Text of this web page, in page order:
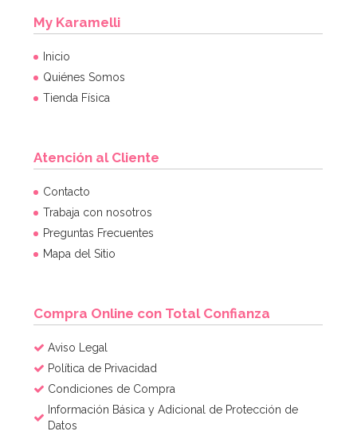
My Karamelli
Inicio
Quiénes Somos
Tienda Física
Atención al Cliente
Contacto
Trabaja con nosotros
Preguntas Frecuentes
Mapa del Sitio
Compra Online con Total Confianza
Aviso Legal
Política de Privacidad
Condiciones de Compra
Información Básica y Adicional de Protección de
Datos